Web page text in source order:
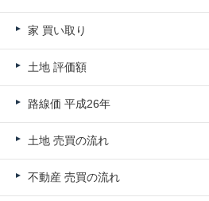
家 買い取り
土地 評価額
路線価 平成26年
土地 売買の流れ
不動産 売買の流れ